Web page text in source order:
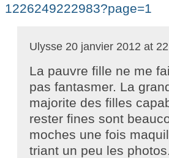
1226249222983?page=1
Ulysse 20 janvier 2012 at
La pauvre fille ne me
pas fantasmer. La
majorite des filles
rester fines sont
moches une fois
triant un peu les